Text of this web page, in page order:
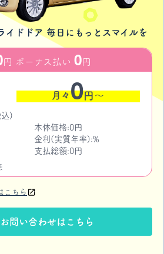
イドドア 毎日にもっとスマイルを
円 ボーナス払い 0円
月々0円〜
)
本体価格:0円
金利(実質年率):%
支払総額:0円
こちら
お問い合わせはこちら